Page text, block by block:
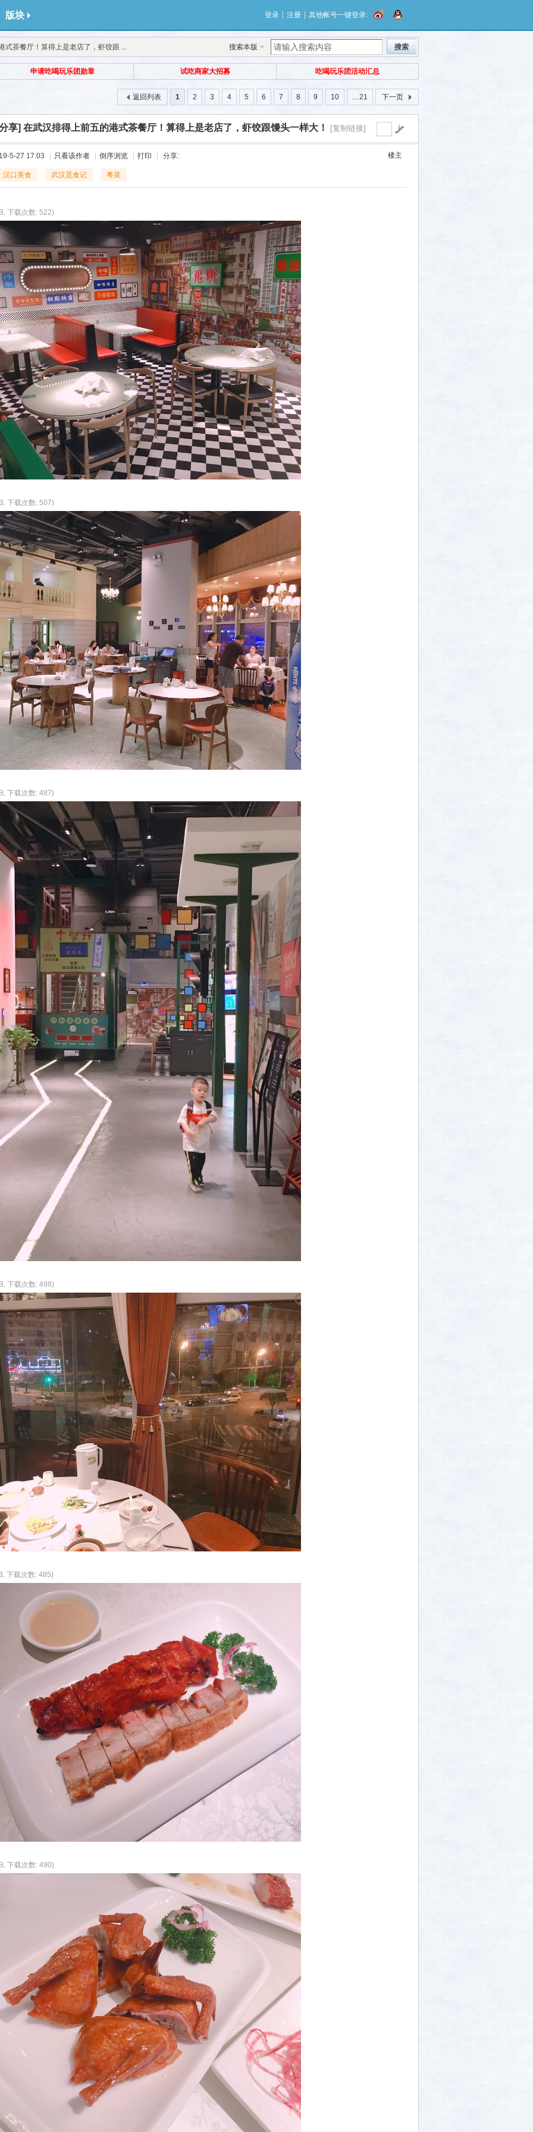
版块 登录 注册 其他帐号一键登录:
搜索本版 搜索
式茶餐厅！算得上是老店了，虾饺跟 ...
申请吃喝玩乐团勋章 试吃商家大招募 吃喝玩乐团活动汇总
1 2 3 4 5 6 7 8 9 10 ... 21 下一页
返回列表
享] 在武汉排得上前五的港式茶餐厅！算得上是老店了，虾饺跟馒头一样大！ [复制链接]
楼主
5-27 17:03 只看该作者 倒序浏览 打印 分享:
汉口美食 武汉觅食记 粤菜
下载次数: 522)
下载次数: 507)
下载次数: 487)
下载次数: 498)
下载次数: 485)
下载次数: 490)